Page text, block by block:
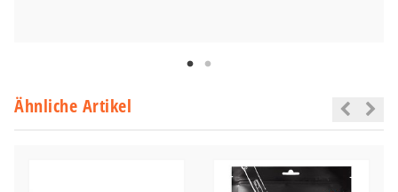
Ähnliche Artikel